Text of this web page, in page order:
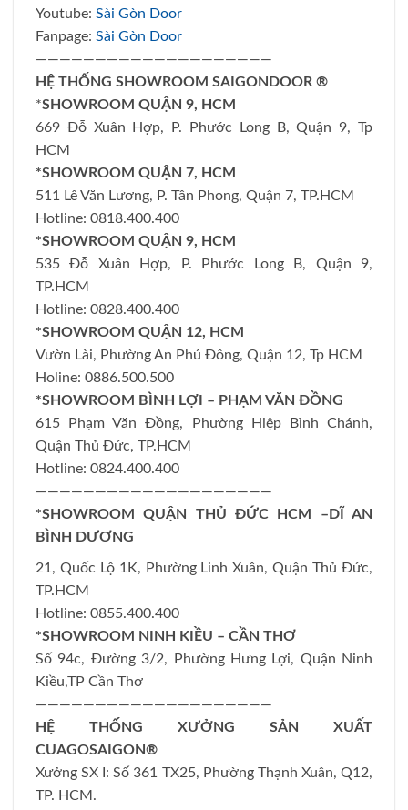
Youtube: Sài Gòn Door
Fanpage: Sài Gòn Door
————————————————————
HỆ THỐNG SHOWROOM SAIGONDOOR ®
*SHOWROOM QUẬN 9, HCM
669 Đỗ Xuân Hợp, P. Phước Long B, Quận 9, Tp
HCM
*SHOWROOM QUẬN 7, HCM
511 Lê Văn Lương, P. Tân Phong, Quận 7, TP.HCM
Hotline: 0818.400.400
*SHOWROOM QUẬN 9, HCM
535 Đỗ Xuân Hợp, P. Phước Long B, Quận 9,
TP.HCM
Hotline: 0828.400.400
*SHOWROOM QUẬN 12, HCM
Vườn Lài, Phường An Phú Đông, Quận 12, Tp HCM
Holine: 0886.500.500
*SHOWROOM BÌNH LỢI – PHẠM VĂN ĐỒNG
615 Phạm Văn Đồng, Phường Hiệp Bình Chánh,
Quận Thủ Đức, TP.HCM
Hotline: 0824.400.400
————————————————————
*SHOWROOM QUẬN THỦ ĐỨC HCM –DĨ AN
BÌNH DƯƠNG
21, Quốc Lộ 1K, Phường Linh Xuân, Quận Thủ Đức,
TP.HCM
Hotline: 0855.400.400
*SHOWROOM NINH KIỀU – CẦN THƠ
Số 94c, Đường 3/2, Phường Hưng Lợi, Quận Ninh
Kiều,TP Cần Thơ
————————————————————
HỆ THỐNG XƯỞNG SẢN XUẤT
CUAGOSAIGON®
Xưởng SX I: Số 361 TX25, Phường Thạnh Xuân, Q12,
TP. HCM.